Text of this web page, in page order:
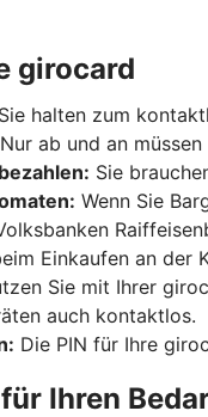
girocard
Sie halten zum
ab und an
Sie
Wenn Sie
Einkaufen an der
Sie mit Ihrer
auch kontaktlos.
Die PIN für Ihre
Ihren